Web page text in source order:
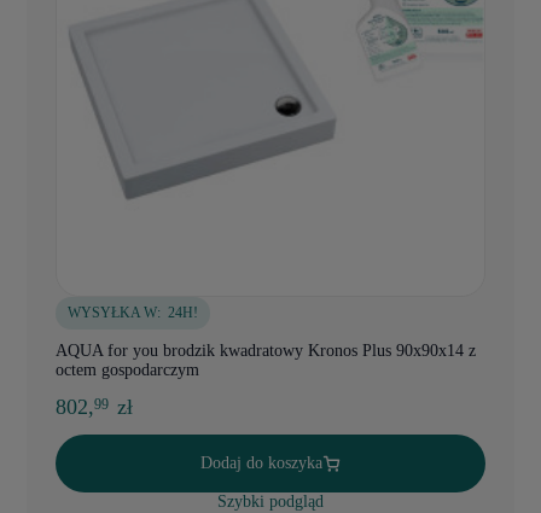
WYSYŁKA W: 24H!
AQUA for you brodzik kwadratowy Kronos Plus 90x90x14 z
octem gospodarczym
802,99 zł
Dodaj do koszyka
Szybki podgląd